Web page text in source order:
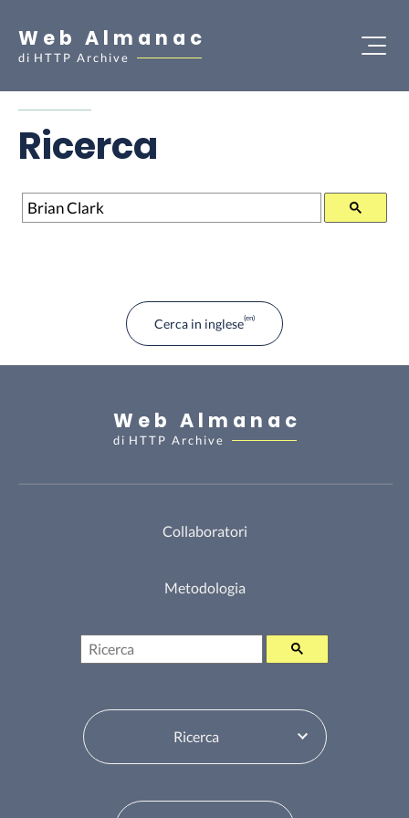
Web Almanac
di HTTP Archive
Ricerca
Ricerca
Cerca in inglese
Web Almanac
di HTTP Archive
Collaboratori
Metodologia
Ricerca
Seleziona sommario